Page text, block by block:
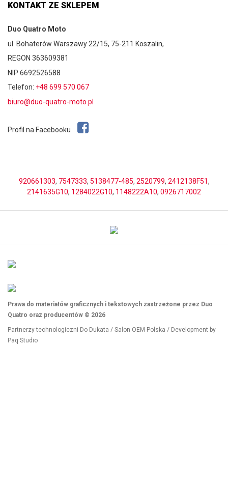
KONTAKT ZE SKLEPEM
Duo Quatro Moto
ul. Bohaterów Warszawy 22/15, 75-211 Koszalin,
REGON 363609381
NIP 6692526588
Telefon: +48 699 570 067
biuro@duo-quatro-moto.pl
Profil na Facebooku
920661303, 7547333, 5138477-485, 2520799, 2412138F51,
2141635G10, 1284022G10, 1148222A10, 0926717002
Prawa do materiałów graficznych i tekstowych zastrzeżone przez Duo
Quatro oraz producentów © 2026
Partnerzy technologiczni Do Dukata / Salon OEM Polska / Development by
Paq Studio